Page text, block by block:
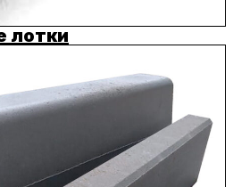
лотки